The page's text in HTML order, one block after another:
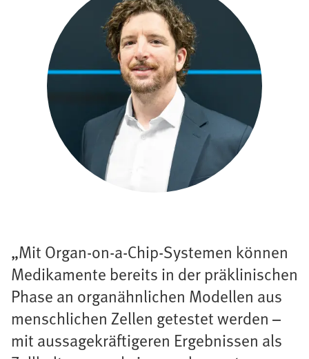
„Mit Organ-on-a-Chip-Systemen können
Medikamente bereits in der präklinischen
Phase an organähnlichen Modellen aus
menschlichen Zellen getestet werden –
mit aussagekräftigeren Ergebnissen als